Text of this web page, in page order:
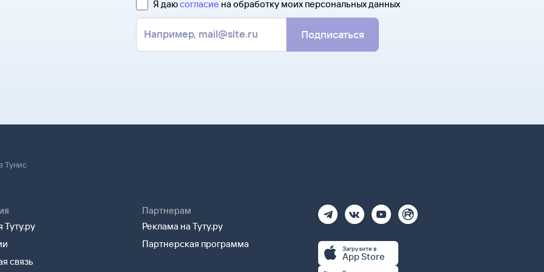
в самолет вам
Я даюсогласие на обработку моих персональных данных
Подписаться
Тунис
Туту.ру
связь
Партнерам
Реклама на Туту.ру
Партнерская программа
Загрузите в
App Store